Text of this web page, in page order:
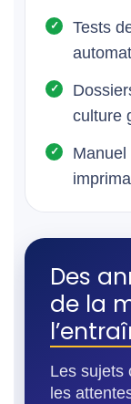
Tests
culture
Des
de la
Les sujets
les